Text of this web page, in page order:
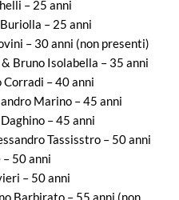
– 25 anni
– 25 anni
– 30 anni (non presenti)
Bruno Isolabella – 35 anni
– 40 anni
Marino – 45 anni
– 45 anni
Tassisstro – 50 anni
50 anni
– 50 anni
Barbirato – 55 anni (non